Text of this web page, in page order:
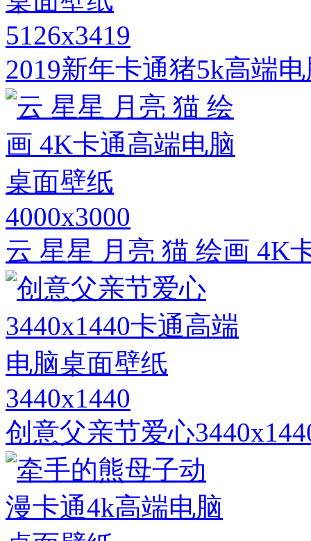
5126x3419
2019新年卡通猪5k高端
4000x3000
云 星星 月亮 猫 绘画 4K
3440x1440
创意父亲节爱心